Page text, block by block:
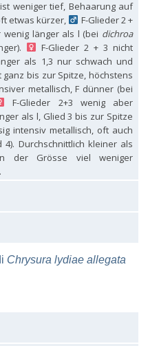
1950
weniger tief, Behaarung auf
etwas kürzer,
F-Glieder 2 +
länger als l (bei dichroa
F-Glieder 2 + 3 nicht
als 1,3 nur schwach und
ganz bis zur Spitze, höchstens
metallisch, F dünner (bei
F-Glieder 2+3 wenig aber
als l, Glied 3 bis zur Spitze
intensiv metallisch, oft auch
4). Durchschnittlich kleiner als
der Grösse viel weniger
Chrysura lydiae allegata